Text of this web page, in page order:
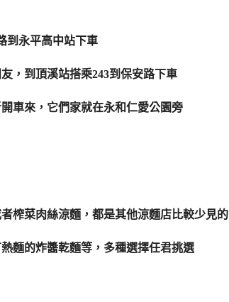
到永平高中站下車
，到頂溪站搭乘243到保安路下車
車來，它們家就在永和仁愛公園旁
榨菜肉絲涼麵，都是其他涼麵店比較少見的
麵的炸醬乾麵等，多種選擇任君挑選